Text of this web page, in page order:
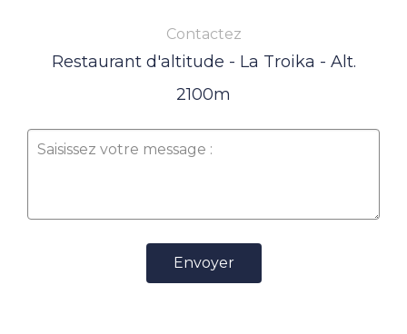
Contactez
Restaurant d'altitude - La Troika - Alt.
2100m
Envoyer